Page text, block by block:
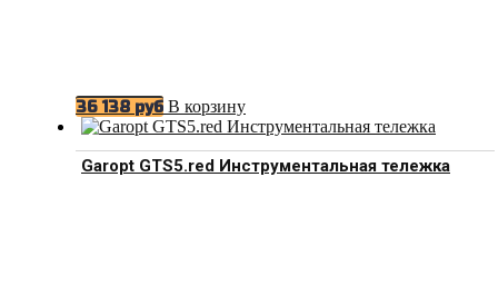
36 138 руб В корзину
Garopt GTS5.red Инструментальная тележка